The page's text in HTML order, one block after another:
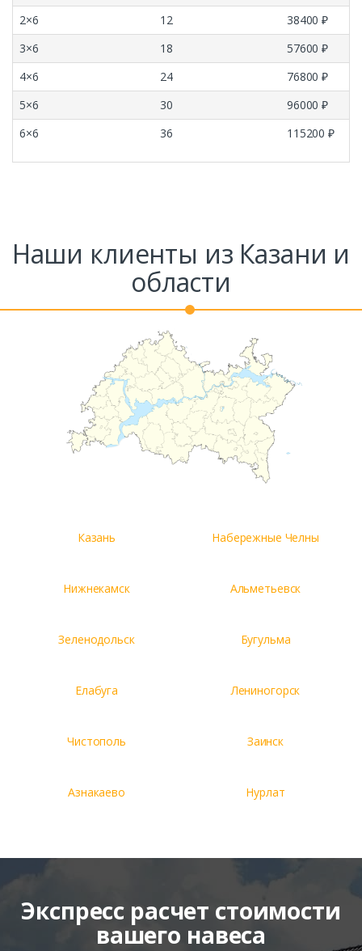
2×6
12
38400 ₽
3×6
18
57600 ₽
4×6
24
76800 ₽
5×6
30
96000 ₽
6×6
36 115200 ₽
Наши клиенты из Казани и
области
Казань Набережные Челны
Нижнекамск Альметьевск
Зеленодольск Бугульма
Елабуга Лениногорск
Чистополь Заинск
Азнакаево Нурлат
Экспресс расчет стоимости
вашего навеса